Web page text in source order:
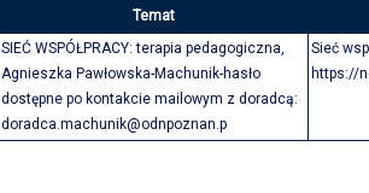
Temat
SIEĆ WSPÓŁPRACY: terapia pedagogiczna,
Agnieszka Pawłowska-Machunik-hasło
dostępne po kontakcie mailowym z doradcą:
doradca.machunik@odnpoznan.p
Sieć
https://